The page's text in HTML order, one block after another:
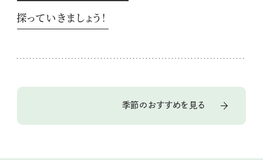
探っていきましょう！
季節のおすすめを見る